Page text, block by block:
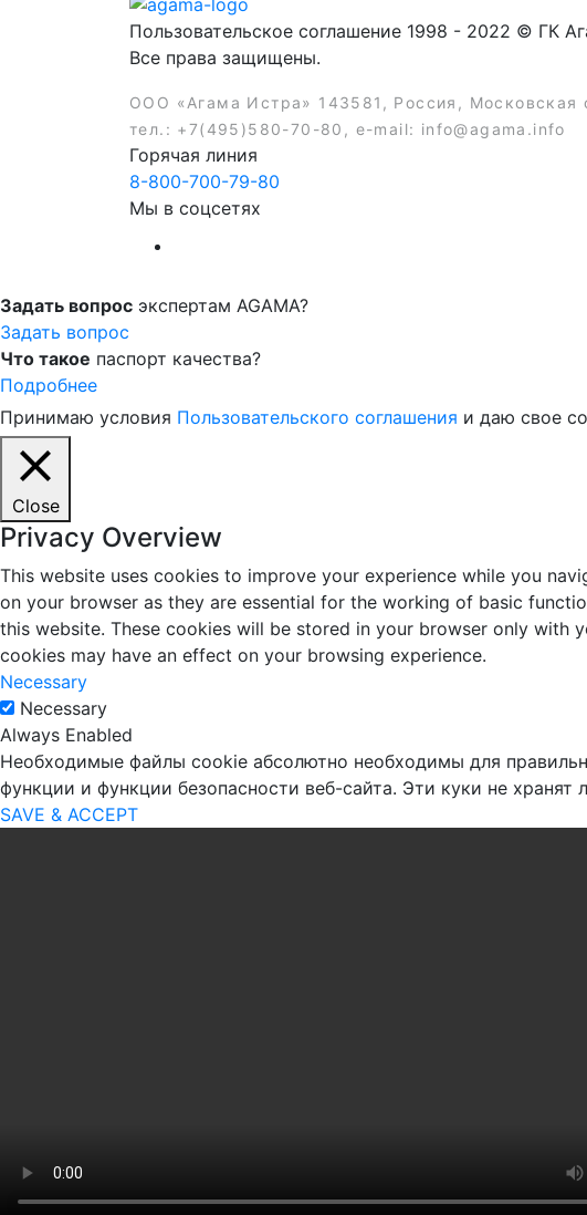
Пользовательское соглашение 1998 - 2022 © ГК
Все права защищены.
ООО «Агама Истра» 143581, Россия,
тел.: +7(495)580-70-80, e-mail: info@agama.info
Горячая линия
8-800-700-79-80
Мы в соцсетях
Задать вопрос экспертам AGAMA?
Задать вопрос
Что такое паспорт качества?
Подробнее
Принимаю условия Пользовательского соглашения и даю свое
Close
Privacy Overview
This website uses cookies to improve your experience while you
on your browser as they are essential for the working of basic
this website. These cookies will be stored in your browser only
cookies may have an effect on your browsing experience.
Necessary
Necessary
Always Enabled
Необходимые файлы cookie абсолютно необходимы для
функции и функции безопасности веб-сайта. Эти куки не
SAVE & ACCEPT